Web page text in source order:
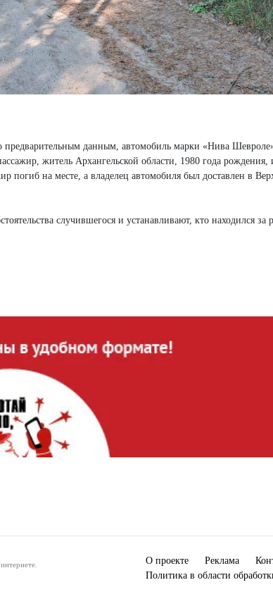
предварительным данным, автомобиль марки «Нива
житель Архангельской области, 1980 года рождения,
погиб на месте, а владелец автомобиля был доставлен в
случившегося и устанавливают, кто находился за
О проекте Реклама
Политика в области